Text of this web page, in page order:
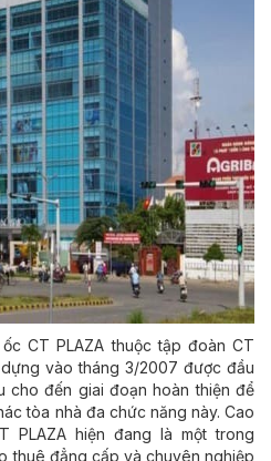
CT PLAZA thuộc tập đoàn CT
vào tháng 3/2007 được đầu
cho đến giai đoạn hoàn thiện để
tòa nhà đa chức năng này. Cao
PLAZA hiện đang là một trong
thuê đẳng cấp và chuyên nghiệp